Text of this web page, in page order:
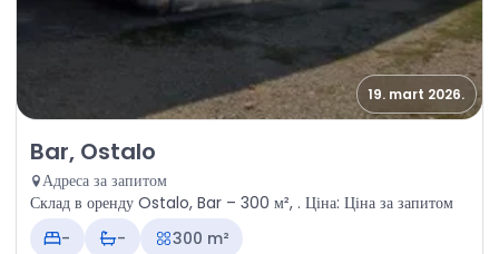
19. mart 2026.
Оренда - Склад Bar, Ostalo
Bar, Ostalo
Адреса за запитом
Склад в оренду Ostalo, Bar – 300 м², . Ціна: Ціна за запитом
-
- 300 m²